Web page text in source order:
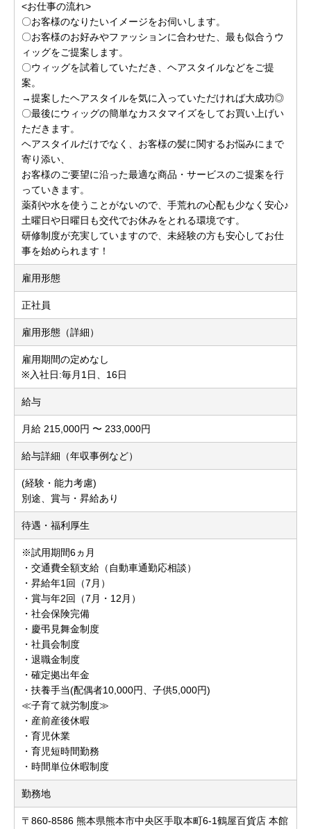
<お仕事の流れ>
〇お客様のなりたいイメージをお伺いします。
〇お客様のお好みやファッションに合わせた、最も似合うウ
ィッグをご提案します。
〇ウィッグを試着していただき、ヘアスタイルなどをご提
案。
→提案したヘアスタイルを気に入っていただければ大成功◎
〇最後にウィッグの簡単なカスタマイズをしてお買い上げい
ただきます。
ヘアスタイルだけでなく、お客様の髪に関するお悩みにまで
寄り添い、
お客様のご要望に沿った最適な商品・サービスのご提案を行
っていきます。
薬剤や水を使うことがないので、手荒れの心配も少なく安心♪
土曜日や日曜日も交代でお休みをとれる環境です。
研修制度が充実していますので、未経験の方も安心してお仕
事を始められます！
雇用形態
正社員
雇用形態（詳細）
雇用期間の定めなし
※入社日:毎月1日、16日
給与
月給 215,000円 〜 233,000円
給与詳細（年収事例など）
(経験・能力考慮)
別途、賞与・昇給あり
待遇・福利厚生
※試用期間6ヵ月
・交通費全額支給（自動車通勤応相談）
・昇給年1回（7月）
・賞与年2回（7月・12月）
・社会保険完備
・慶弔見舞金制度
・社員会制度
・退職金制度
・確定拠出年金
・扶養手当(配偶者10,000円、子供5,000円)
≪子育て就労制度≫
・産前産後休暇
・育児休業
・育児短時間勤務
・時間単位休暇制度
勤務地
〒860-8586 熊本県熊本市中央区手取本町6-1鶴屋百貨店 本館